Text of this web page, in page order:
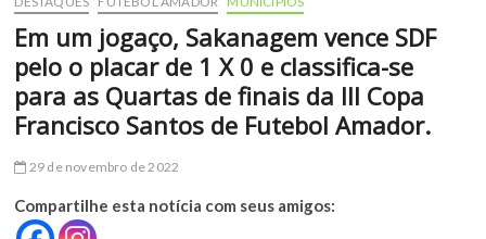
u
Em um jogaço, Sakanagem vence SDF
pelo o placar de 1 X 0 e classifica-se
para as Quartas de finais da III Copa
Francisco Santos de Futebol Amador.
29 de novembro de 2022
Compartilhe esta notícia com seus amigos: